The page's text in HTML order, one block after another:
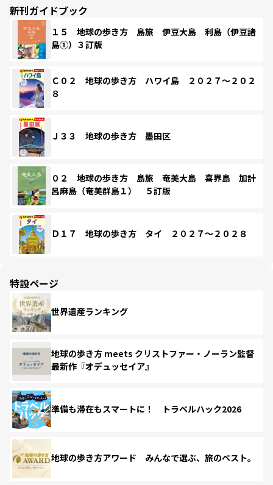
新刊ガイドブック
１５ 地球の歩き方 島旅 伊豆大島 利島（伊豆諸
島①）３訂版
Ｃ０２ 地球の歩き方 ハワイ島 ２０２７～２０２
８
Ｊ３３ 地球の歩き方 墨田区
０２ 地球の歩き方 島旅 奄美大島 喜界島 加計
呂麻島（奄美群島１） ５訂版
Ｄ１７ 地球の歩き方 タイ ２０２７～２０２８
特設ページ
世界遺産ランキング
地球の歩き方 meets クリストファー・ノーラン監督
最新作『オデュッセイア』
準備も滞在もスマートに！ トラベルハック2026
地球の歩き方アワード みんなで選ぶ、旅のベスト。